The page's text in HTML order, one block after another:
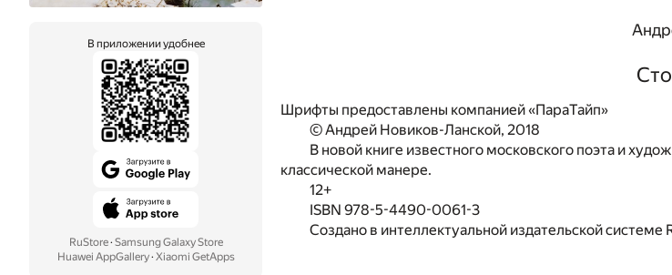
В приложении удобнее
RuStore· Samsung Galaxy Store
Huawei AppGallery· Xiaomi GetApps
Шрифты предоставлены компанией «ПараТайп»
© Андрей Новиков-Ланской, 2018
В новой книге известного московского поэта и
классической манере.
12+
ISBN 978-5-4490-0061-3
Создано в интеллектуальной издательской системе